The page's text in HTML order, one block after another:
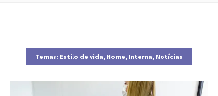
Temas: Estilo de vida, Home, Interna, Notícias